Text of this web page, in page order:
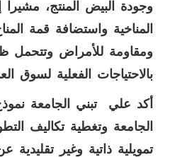
وجودة البيض المنتج،
المناخية واستضافة قمة
ومقاومة للأمراض وتتحمل
بالاحتياجات الفعلية
أكد علي تبني الجامعة
الجامعة وتغطية تكاليف
تمويلية ذاتية وغير